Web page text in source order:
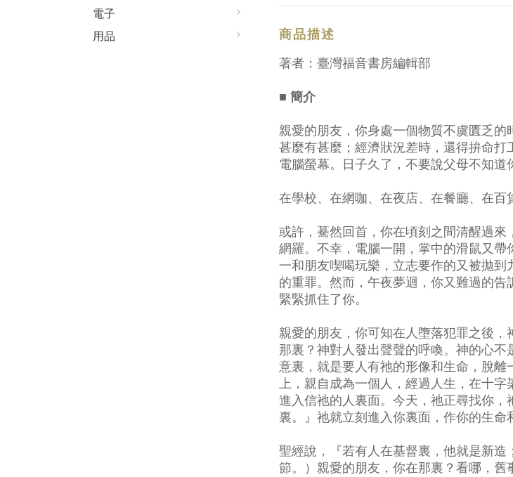
電子
用品
商品描述
著者：臺灣福音書房編輯部
■ 簡介
親愛的朋友，你身處一個物質不虞匱乏
甚麼有甚麼；經濟狀況差時，還得拚命
電腦螢幕。日子久了，不要說父母不知道
在學校、在網咖、在夜店、在餐廳、在百
或許，驀然回首，你在頃刻之間清醒過
網羅。不幸，電腦一開，掌中的滑鼠又帶
一和朋友喫喝玩樂，立志要作的又被拋
的重罪。然而，午夜夢迴，你又難過的告
緊緊抓住了你。
親愛的朋友，你可知在人墮落犯罪之後
那裏？神對人發出聲聲的呼喚。神的心
意裏，就是要人有祂的形像和生命，脫
上，親自成為一個人，經過人生，在十
進入信祂的人裏面。今天，祂正尋找你
裏。』祂就立刻進入你裏面，作你的生命
聖經說，『若有人在基督裏，他就是新
節。）親愛的朋友，你在那裏？看哪，舊